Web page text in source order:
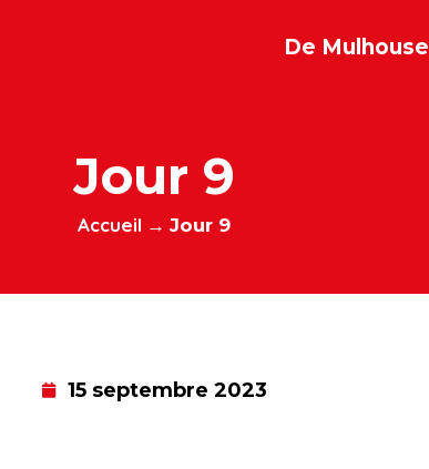
De
Jour 9
Accueil → Jour 9
15 septembre 2023